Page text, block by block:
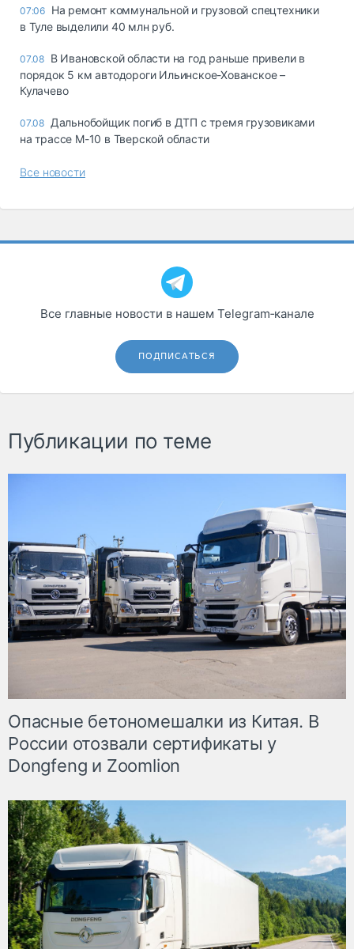
07:06 На ремонт коммунальной и грузовой спецтехники
в Туле выделили 40 млн руб.
07.08 В Ивановской области на год раньше привели в
порядок 5 км автодороги Ильинское-Хованское –
Кулачево
07.08 Дальнобойщик погиб в ДТП с тремя грузовиками
на трассе М-10 в Тверской области
Все новости
Все главные новости в нашем Telegram‑канале
ПОДПИСАТЬСЯ
Публикации по теме
Опасные бетономешалки из Китая. В
России отозвали сертификаты у
Dongfeng и Zoomlion